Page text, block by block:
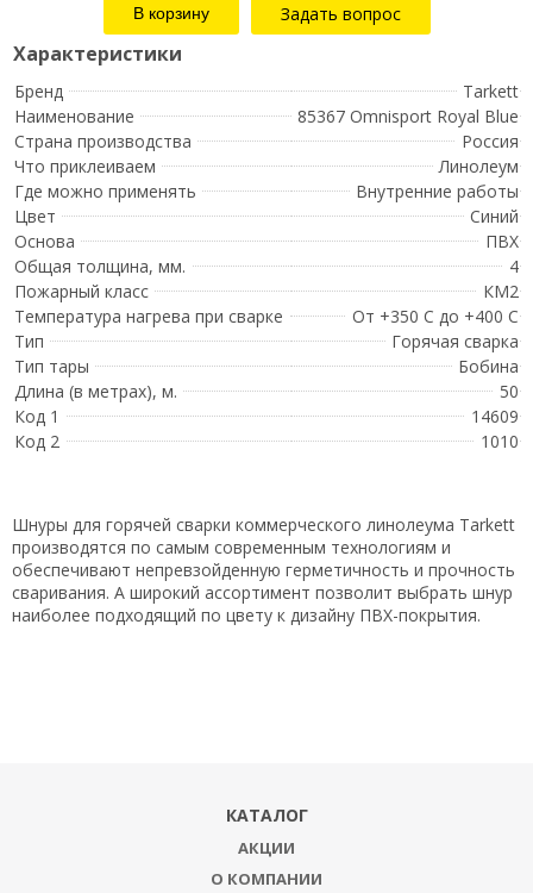
Задать вопрос
Бренд
Tarkett
Наименование
85367 Omnisport Royal Blue
Страна производства
Россия
Что приклеиваем
Линолеум
Где можно применять
Внутренние работы
Цвет
Синий
Основа
ПВХ
Общая толщина, мм.
4
Пожарный класс
КМ2
Температура нагрева при сварке
От +350 C до +400 C
Тип
Горячая сварка
Тип тары
Бобина
Длина (в метрах), м.
50
Код 1
14609
Код 2
1010
Шнуры для горячей сварки коммерческого линолеума Tarkett
производятся по самым современным технологиям и
обеспечивают непревзойденную герметичность и прочность
сваривания. А широкий ассортимент позволит выбрать шнур
наиболее подходящий по цвету к дизайну ПВХ-покрытия.
КАТАЛОГ
АКЦИИ
О КОМПАНИИ